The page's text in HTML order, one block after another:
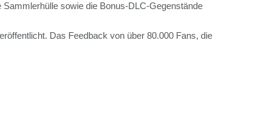
sowie die Bonus-DLC-Gegenstände
Das Feedback von über 80.000 Fans, die